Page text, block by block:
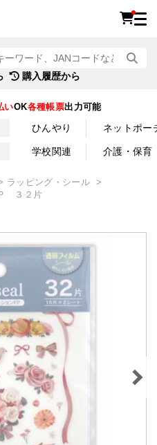
購入履歴から
いOK各種帳票出力可能
ひんやり ネットポー
学校関連 介護・保育
ラッピング・シール
３２片